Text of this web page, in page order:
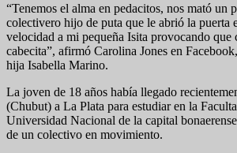
“Tenemos el alma en pedacitos, nos mató un
colectivero hijo de puta que le abrió la puerta
velocidad a mi pequeña Isita provocando que
cabecita”, afirmó Carolina Jones en
hija Isabella Marino.
La joven de 18 años había llegado
(Chubut) a La Plata para estudiar en la
Universidad Nacional de la capital
de un colectivo en movimiento.